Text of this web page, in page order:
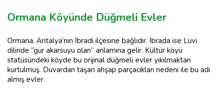
Ormana Köyünde Düğmeli Evler
Ormana, Antalya’nın İbradi ilçesine bağlıdır. İbrada ise Luvi
dilinde “gür akarsuyu olan” anlamına gelir. Kültür köyü
statüsündeki köyde bu orijinal düğmeli evler yıkılmaktan
kurtulmuş. Duvardan taşan ahşap parçacıkları nedeni ile bu adı
almış evler.